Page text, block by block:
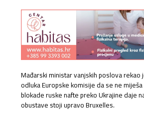
Mađarski ministar vanjskih poslova rekao
odluka Europske komisije da se ne
blokade ruske nafte preko Ukrajine daje
obustave stoji upravo Bruxelles.